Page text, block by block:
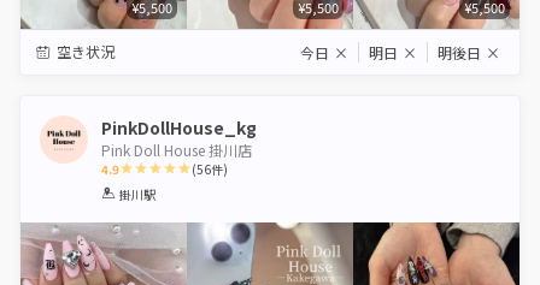
¥5,500 ¥5,500 ¥5,500
空き状況 今日 × 明日 × 明後日 ×
PinkDollHouse_kg
Pink Doll House 掛川店
4.9
1 2 3
(56件)
掛川駅